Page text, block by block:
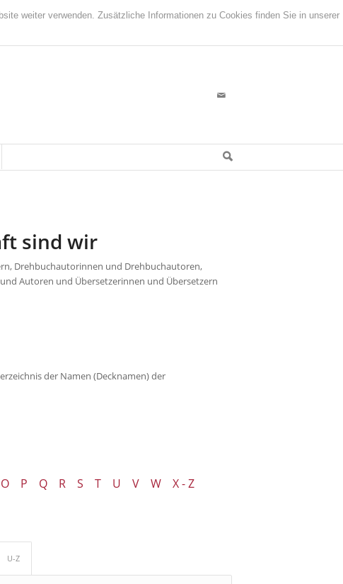
weiter verwenden. Zusätzliche Informationen zu Cookies finden Sie in unserer
sind wir
Drehbuchautorinnen und Drehbuchautoren,
Autoren und Übersetzerinnen und Übersetzern
der Namen (Decknamen) der
O P Q R S T U V W X - Z
U-Z